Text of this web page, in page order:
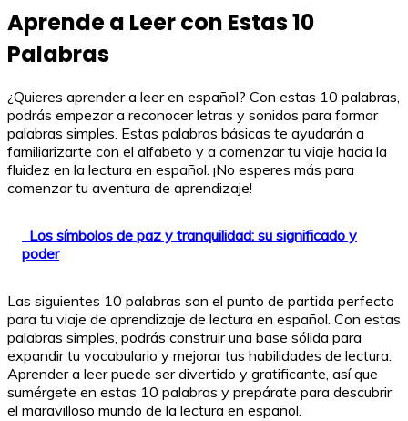
Aprende a Leer con Estas 10
Palabras
¿Quieres aprender a leer en español? Con estas 10 palabras,
podrás empezar a reconocer letras y sonidos para formar
palabras simples. Estas palabras básicas te ayudarán a
familiarizarte con el alfabeto y a comenzar tu viaje hacia la
fluidez en la lectura en español. ¡No esperes más para
comenzar tu aventura de aprendizaje!
Los símbolos de paz y tranquilidad: su significado y
poder
Las siguientes 10 palabras son el punto de partida perfecto
para tu viaje de aprendizaje de lectura en español. Con estas
palabras simples, podrás construir una base sólida para
expandir tu vocabulario y mejorar tus habilidades de lectura.
Aprender a leer puede ser divertido y gratificante, así que
sumérgete en estas 10 palabras y prepárate para descubrir
el maravilloso mundo de la lectura en español.